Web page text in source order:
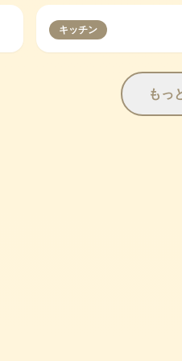
キッチン
もっ